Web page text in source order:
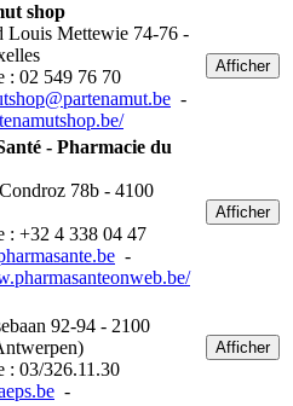
shop
Louis Mettewie 74-76 -
: 02 549 76 70
-
Afficher
- Pharmacie du
78b - 4100
: +32 4 338 04 47
-
Afficher
92-94 - 2100
: 03/326.11.30
-
Afficher